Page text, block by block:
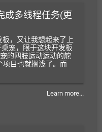
成多线程任务(更
板，又让我想起来了上
宠，限于这块开发板
的四肢运动运动的舵
项目也就搁浅了。而
Learn more...